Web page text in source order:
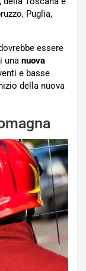
Puglia,
essere
una nuova
e basse
della nuova